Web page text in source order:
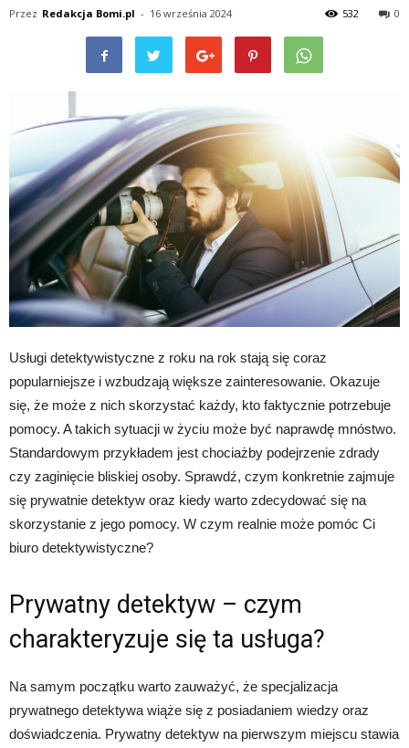
Przez Redakcja Bomi.pl - 16 września 2024 0
532
Usługi detektywistyczne z roku na rok stają się coraz
popularniejsze i wzbudzają większe zainteresowanie. Okazuje
się, że może z nich skorzystać każdy, kto faktycznie potrzebuje
pomocy. A takich sytuacji w życiu może być naprawdę mnóstwo.
Standardowym przykładem jest chociażby podejrzenie zdrady
czy zaginięcie bliskiej osoby. Sprawdź, czym konkretnie zajmuje
się prywatnie detektyw oraz kiedy warto zdecydować się na
skorzystanie z jego pomocy. W czym realnie może pomóc Ci
biuro detektywistyczne?
Prywatny detektyw – czym
charakteryzuje się ta usługa?
Na samym początku warto zauważyć, że specjalizacja
prywatnego detektywa wiąże się z posiadaniem wiedzy oraz
doświadczenia. Prywatny detektyw na pierwszym miejscu stawia